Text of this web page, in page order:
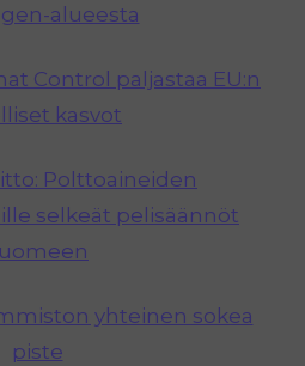
alueesta
Control paljastaa EU:n
kasvot
Polttoaineiden
selkeät pelisäännöt
yhteinen sokea
piste